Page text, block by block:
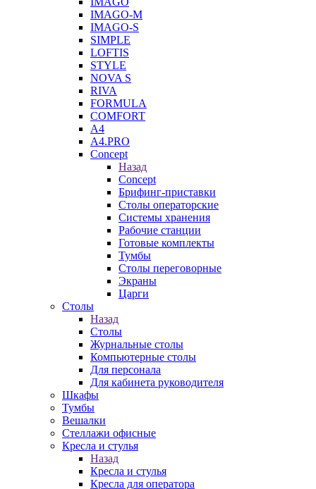
IMAGO-M
IMAGO-S
SIMPLE
LOFTIS
STYLE
NOVA S
RIVA
FORMULA
COMFORT
A4
A4.PRO
Concept
Назад
Concept
Брифинг-приставки
Столы операторские
Системы хранения
Рабочие станции
Готовые комплекты
Тумбы
Столы переговорные
Экраны
Царги
Столы
Назад
Столы
Журнальные столы
Компьютерные столы
Для персонала
Для кабинета руководителя
Шкафы
Тумбы
Вешалки
Стеллажи офисные
Кресла и стулья
Назад
Кресла и стулья
Кресла для оператора